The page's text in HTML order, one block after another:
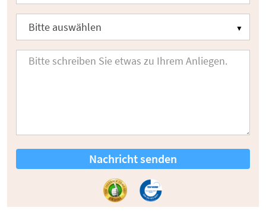
Nachricht senden